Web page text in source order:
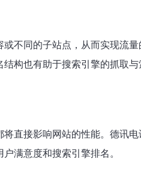
不同的子站点，从而实现流
构也有助于搜索引擎的抓取
直接影响网站的性能。德讯
满意度和搜索引擎排名。